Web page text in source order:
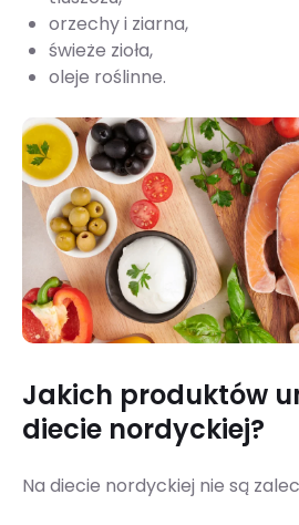
orzechy i ziarna,
świeże zioła,
oleje roślinne.
Jakich produktów
diecie nordyckiej?
Na diecie nordyckiej nie są